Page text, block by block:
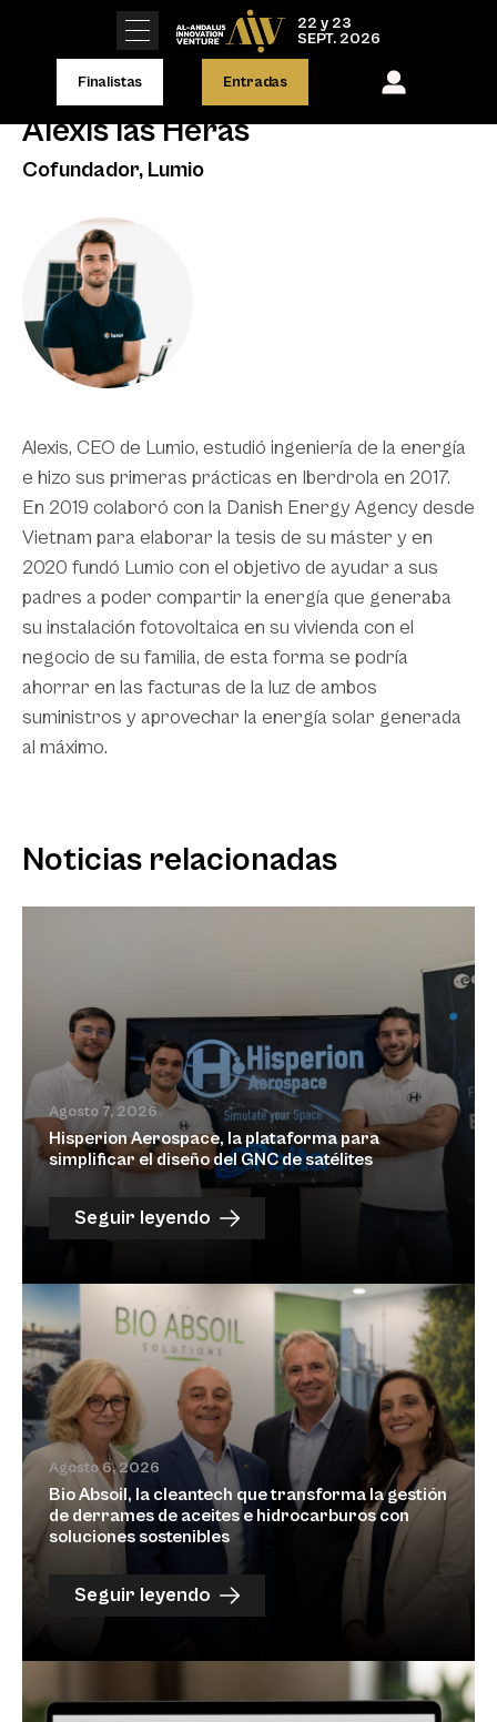
22 y 23
SEPT. 2026
Finalistas Entradas
Alexis las Heras
Cofundador, Lumio
Alexis, CEO de Lumio, estudió ingeniería de la energía
e hizo sus primeras prácticas en Iberdrola en 2017.
En 2019 colaboró con la Danish Energy Agency desde
Vietnam para elaborar la tesis de su máster y en
2020 fundó Lumio con el objetivo de ayudar a sus
padres a poder compartir la energía que generaba
su instalación fotovoltaica en su vivienda con el
negocio de su familia, de esta forma se podría
ahorrar en las facturas de la luz de ambos
suministros y aprovechar la energía solar generada
al máximo.
Noticias relacionadas
Agosto 7, 2026
Hisperion Aerospace, la plataforma para
simplificar el diseño del GNC de satélites
Seguir leyendo
Agosto 6, 2026
Bio Absoil, la cleantech que transforma la gestión
de derrames de aceites e hidrocarburos con
soluciones sostenibles
Seguir leyendo